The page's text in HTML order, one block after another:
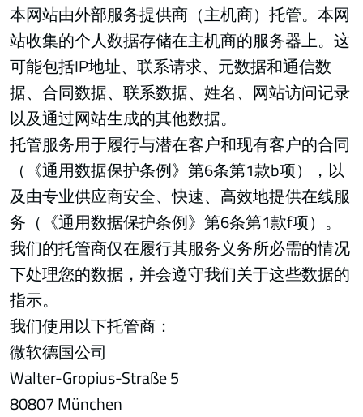
本网站由外部服务提供商（主机商）托管。本网
站收集的个人数据存储在主机商的服务器上。这
可能包括IP地址、联系请求、元数据和通信数
据、合同数据、联系数据、姓名、网站访问记录
以及通过网站生成的其他数据。
托管服务用于履行与潜在客户和现有客户的合同
（《通用数据保护条例》第6条第1款b项），以
及由专业供应商安全、快速、高效地提供在线服
务（《通用数据保护条例》第6条第1款f项）。
我们的托管商仅在履行其服务义务所必需的情况
下处理您的数据，并会遵守我们关于这些数据的
指示。
我们使用以下托管商：
微软德国公司
Walter-Gropius-Straße 5
80807 München